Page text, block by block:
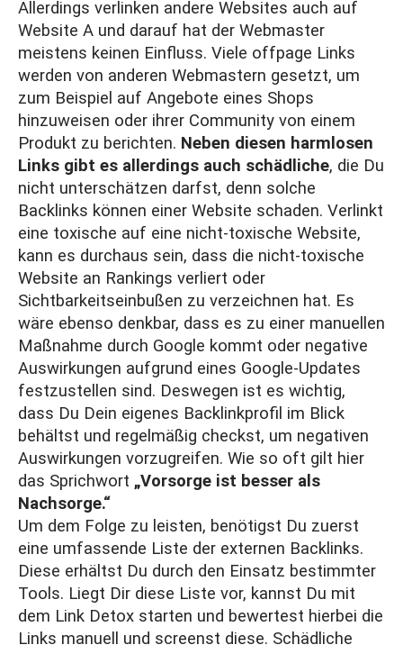
Allerdings verlinken andere Websites auch auf
Website A und darauf hat der Webmaster
meistens keinen Einfluss. Viele offpage Links
werden von anderen Webmastern gesetzt, um
zum Beispiel auf Angebote eines Shops
hinzuweisen oder ihrer Community von einem
Produkt zu berichten. Neben diesen harmlosen
Links gibt es allerdings auch schädliche, die Du
nicht unterschätzen darfst, denn solche
Backlinks können einer Website schaden. Verlinkt
eine toxische auf eine nicht-toxische Website,
kann es durchaus sein, dass die nicht-toxische
Website an Rankings verliert oder
Sichtbarkeitseinbußen zu verzeichnen hat. Es
wäre ebenso denkbar, dass es zu einer manuellen
Maßnahme durch Google kommt oder negative
Auswirkungen aufgrund eines Google-Updates
festzustellen sind. Deswegen ist es wichtig,
dass Du Dein eigenes Backlinkprofil im Blick
behältst und regelmäßig checkst, um negativen
Auswirkungen vorzugreifen. Wie so oft gilt hier
das Sprichwort „Vorsorge ist besser als
Nachsorge.“
Um dem Folge zu leisten, benötigst Du zuerst
eine umfassende Liste der externen Backlinks.
Diese erhältst Du durch den Einsatz bestimmter
Tools. Liegt Dir diese Liste vor, kannst Du mit
dem Link Detox starten und bewertest hierbei die
Links manuell und screenst diese. Schädliche